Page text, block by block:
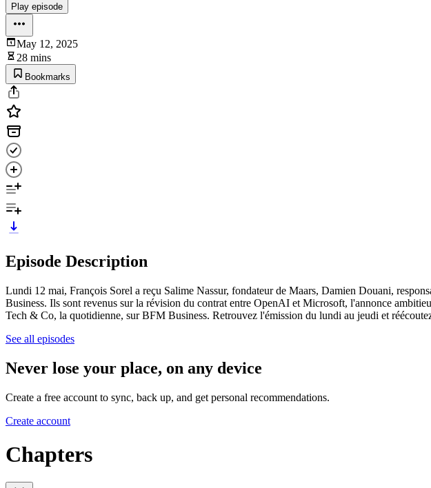
Play episode
May 12, 2025
28 mins
Bookmarks
Episode Description
Lundi 12 mai, François Sorel a reçu Salime Nassur, fondateur de Maars, Damien Douani,
Business. Ils sont revenus sur la révision du contrat entre OpenAI et Microsoft, l'annonce
Tech & Co, la quotidienne, sur BFM Business. Retrouvez l'émission du lundi au jeudi et
See all episodes
Never lose your place, on any device
Create a free account to sync, back up, and get personal recommendations.
Create account
Chapters